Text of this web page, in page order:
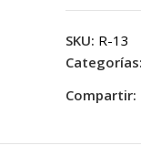
SKU: R-13
Categorías:
Compartir: